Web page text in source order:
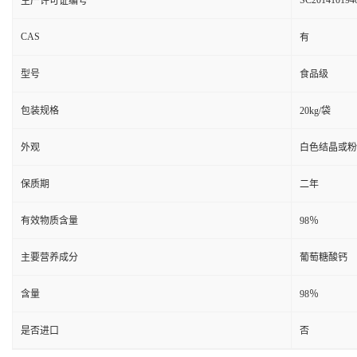
CAS 有
型号 食品级
包装规格 20kg/袋
外观 白色结晶或
保质期 二年
有效物质含量 98％
主要营养成分 葡萄糖酸钙
含量 98％
是否进口 否